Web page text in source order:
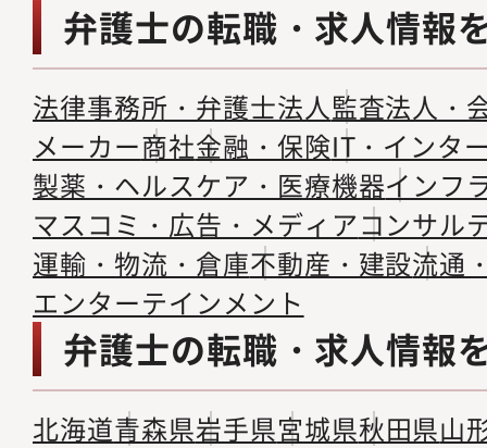
弁護士の転職・求人情報
法律事務所・弁護士法人監査法人・
メーカー商社金融・保険IT・インタ
製薬・ヘルスケア・医療機器インフ
マスコミ・広告・メディアコンサル
運輸・物流・倉庫不動産・建設流通
エンターテインメント
弁護士の転職・求人情報
北海道青森県岩手県宮城県秋田県山